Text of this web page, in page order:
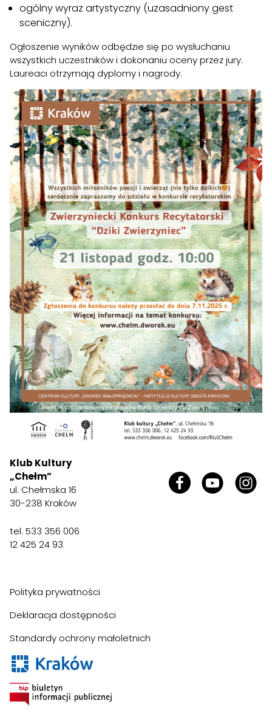
ogólny wyraz artystyczny (uzasadniony gest
sceniczny).
Ogłoszenie wyników odbędzie się po wysłuchaniu
wszystkich uczestników i dokonaniu oceny przez jury.
Laureaci otrzymają dyplomy i nagrody.
Klub Kultury
„Chełm”
ul. Chełmska 16
30-238 Kraków
tel. 533 356 006
12 425 24 93
Polityka prywatności
Deklaracja dostępności
Standardy ochrony małoletnich